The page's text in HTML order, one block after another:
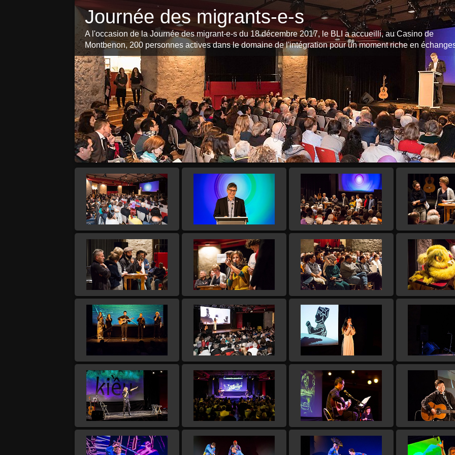
Journée des migrants-e-s
A l'occasion de la Journée des migrant-e-s du 18 décembre 2017, le BLI a accueilli, au Casino de
Montbenon, 200 personnes actives dans le domaine de l'intégration pour un moment riche en